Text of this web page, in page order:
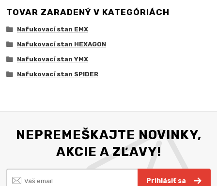
TOVAR ZARADENÝ V KATEGÓRIÁCH
Nafukovací stan EMX
Nafukovací stan HEXAGON
Nafukovací stan YMX
Nafukovací stan SPIDER
NEPREMEŠKAJTE NOVINKY,
AKCIE A ZĽAVY!
Prihlásiť sa